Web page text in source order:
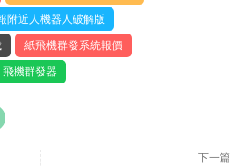
附近人機器人破解版
紙飛機群發系統報價
飛機群發器
下一篇